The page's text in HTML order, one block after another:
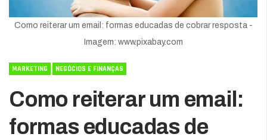
Como reiterar um email: formas educadas de cobrar resposta -
Imagem: www.pixabay.com
MARKETING NEGÓCIOS E FINANÇAS
Como reiterar um email:
formas educadas de